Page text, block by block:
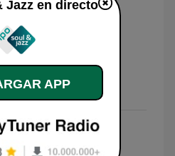
30 días
Than Never
Jazz en directo
APP